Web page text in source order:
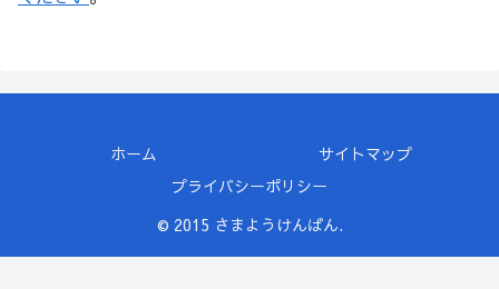
ホーム
サイトマップ
プライバシーポリシー
© 2015 さまようけんばん.